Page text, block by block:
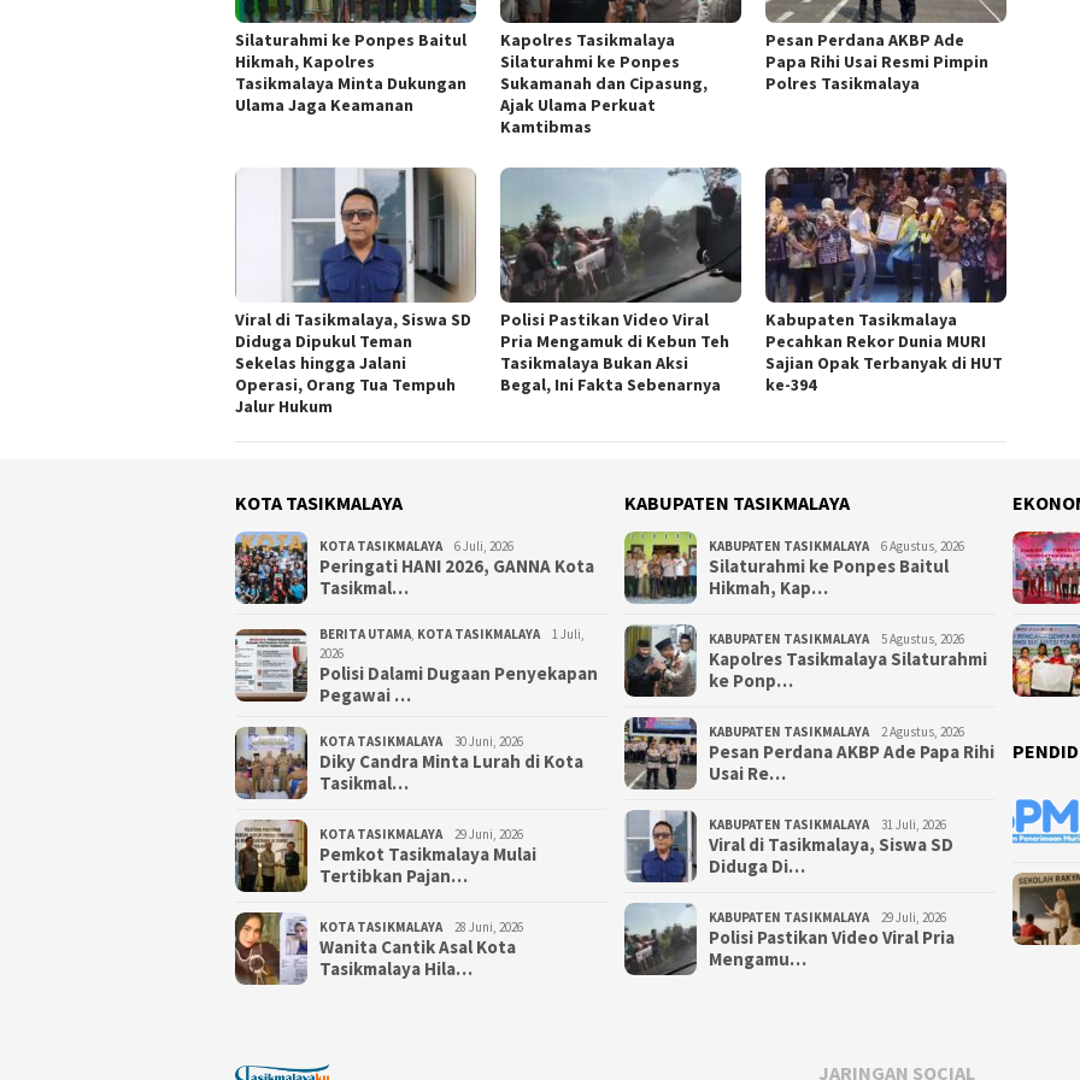
Silaturahmi ke Ponpes Baitul
Hikmah, Kapolres
Tasikmalaya Minta Dukungan
Ulama Jaga Keamanan
Kapolres Tasikmalaya
Silaturahmi ke Ponpes
Sukamanah dan Cipasung,
Ajak Ulama Perkuat
Kamtibmas
Pesan Perdana AKBP Ade
Papa Rihi Usai Resmi Pimpin
Polres Tasikmalaya
Viral di Tasikmalaya, Siswa SD
Diduga Dipukul Teman
Sekelas hingga Jalani
Operasi, Orang Tua Tempuh
Jalur Hukum
Polisi Pastikan Video Viral
Pria Mengamuk di Kebun Teh
Tasikmalaya Bukan Aksi
Begal, Ini Fakta Sebenarnya
Kabupaten Tasikmalaya
Pecahkan Rekor Dunia MURI
Sajian Opak Terbanyak di HUT
ke-394
KOTA TASIKMALAYA
KOTA TASIKMALAYA 6 Juli, 2026
Peringati HANI 2026, GANNA Kota
Tasikmal…
BERITA UTAMA, KOTA TASIKMALAYA
1 Juli,
2026
Polisi Dalami Dugaan Penyekapan
Pegawai …
KOTA TASIKMALAYA 30 Juni, 2026
Diky Candra Minta Lurah di Kota
Tasikmal…
KOTA TASIKMALAYA 29 Juni, 2026
Pemkot Tasikmalaya Mulai
Tertibkan Pajan…
KOTA TASIKMALAYA 28 Juni, 2026
Wanita Cantik Asal Kota
Tasikmalaya Hila…
KABUPATEN TASIKMALAYA
KABUPATEN TASIKMALAYA 6 Agustus, 2026
Silaturahmi ke Ponpes Baitul
Hikmah, Kap…
KABUPATEN TASIKMALAYA 5 Agustus, 2026
Kapolres Tasikmalaya Silaturahmi
ke Ponp…
KABUPATEN TASIKMALAYA 2 Agustus, 2026
Pesan Perdana AKBP Ade Papa Rihi
Usai Re…
KABUPATEN TASIKMALAYA 31 Juli, 2026
Viral di Tasikmalaya, Siswa SD
Diduga Di…
KABUPATEN TASIKMALAYA 29 Juli, 2026
Polisi Pastikan Video Viral Pria
Mengamu…
JARINGAN SOCIAL